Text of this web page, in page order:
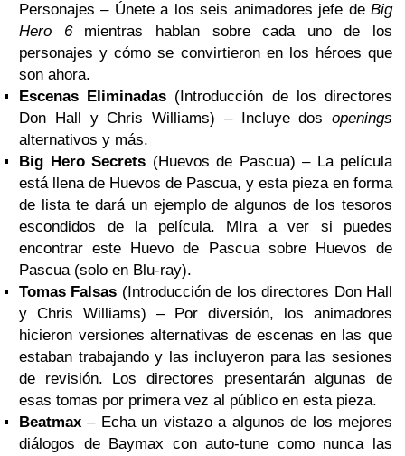
Personajes – Únete a los seis animadores jefe de Big
Hero 6mientras hablan sobre cada uno de los
personajes y cómo se convirtieron en los héroes que
son ahora.
Escenas Eliminadas (Introducción de los directores
Don Hall y Chris Williams) – Incluye dos openings
alternativos y más.
Big Hero Secrets (Huevos de Pascua) – La película
está llena de Huevos de Pascua, y esta pieza en forma
de lista te dará un ejemplo de algunos de los tesoros
escondidos de la película. MIra a ver si puedes
encontrar este Huevo de Pascua sobre Huevos de
Pascua (solo en Blu-ray).
Tomas Falsas (Introducción de los directores Don Hall
y Chris Williams) – Por diversión, los animadores
hicieron versiones alternativas de escenas en las que
estaban trabajando y las incluyeron para las sesiones
de revisión. Los directores presentarán algunas de
esas tomas por primera vez al público en esta pieza.
Beatmax – Echa un vistazo a algunos de los mejores
diálogos de Baymax con auto-tune como nunca las